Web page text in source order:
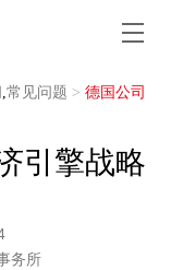
,常见问题 > 德国公司
引擎战略
务所